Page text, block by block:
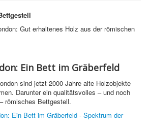
Gut erhaltenes Holz aus der römischen
Ein Bett im Gräberfeld
sind jetzt 2000 Jahre alte Holzobjekte
Darunter ein qualitätsvolles – und noch
römisches Bettgestell.
Ein Bett im Gräberfeld - Spektrum der